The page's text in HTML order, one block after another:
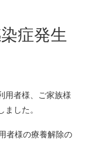
症発生
用者様、ご家族様
した。
者様の療養解除の